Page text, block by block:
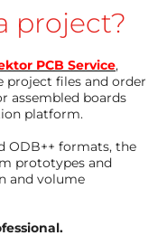
project?
PCB Service,
project files and order
assembled boards
platform.
ODB++ formats, the
prototypes and
and volume